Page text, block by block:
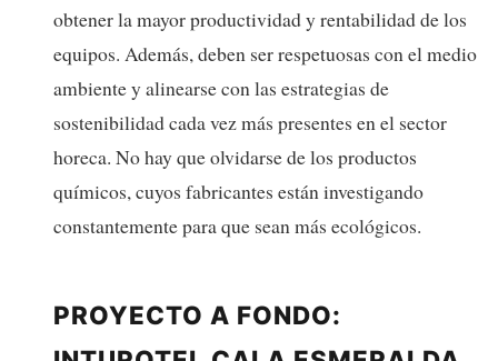
obtener la mayor productividad y rentabilidad de los
equipos. Además, deben ser respetuosas con el medio
ambiente y alinearse con las estrategias de
sostenibilidad cada vez más presentes en el sector
horeca. No hay que olvidarse de los productos
químicos, cuyos fabricantes están investigando
constantemente para que sean más ecológicos.
PROYECTO A FONDO: